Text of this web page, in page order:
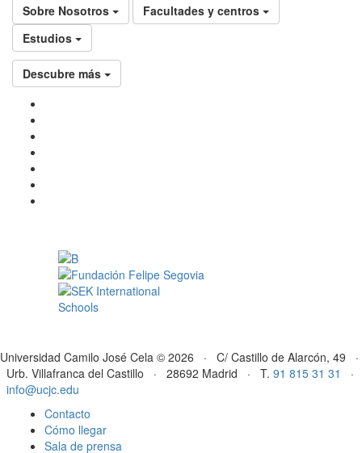
Sobre Nosotros
Facultades y centros
Estudios
Descubre más
Universidad Camilo José Cela © 2026 · C/ Castillo de Alarcón, 49 ·
Urb. Villafranca del Castillo · 28692 Madrid · T. 91 815 31 31
·
info@ucjc.edu
Contacto
Cómo llegar
Sala de prensa